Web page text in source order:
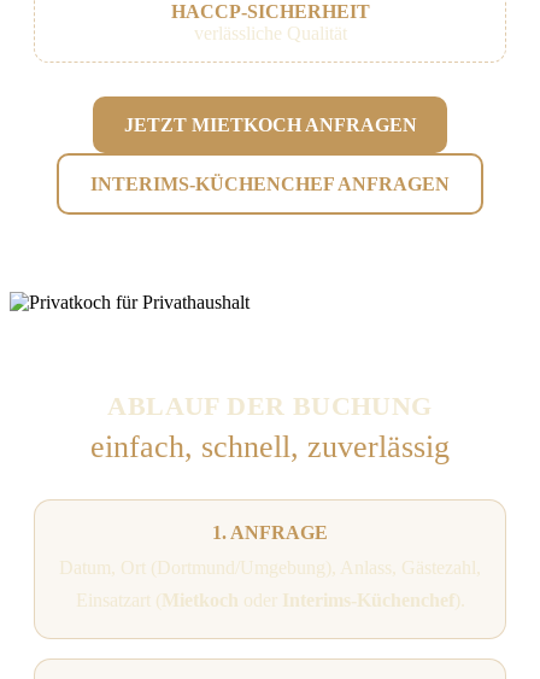
HACCP-SICHERHEIT
verlässliche Qualität
JETZT MIETKOCH ANFRAGEN
INTERIMS-KÜCHENCHEF ANFRAGEN
ABLAUF DER BUCHUNG
einfach, schnell, zuverlässig
1. ANFRAGE
Datum, Ort (Dortmund/Umgebung), Anlass, Gästezahl,
Einsatzart (Mietkoch oder Interims-Küchenchef).